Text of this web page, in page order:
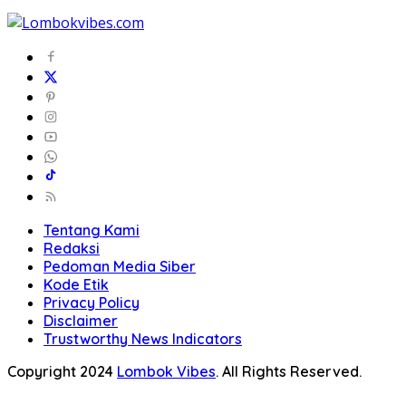
Tentang Kami
Redaksi
Pedoman Media Siber
Kode Etik
Privacy Policy
Disclaimer
Trustworthy News Indicators
Copyright 2024 Lombok Vibes. All Rights Reserved.